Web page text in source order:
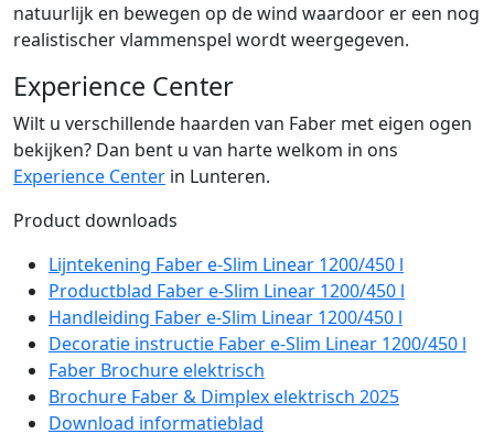
natuurlijk en bewegen op de wind waardoor er een nog
realistischer vlammenspel wordt weergegeven.
Experience Center
Wilt u verschillende haarden van Faber met eigen ogen
bekijken? Dan bent u van harte welkom in ons
Experience Center in Lunteren.
Product downloads
Lijntekening Faber e-Slim Linear 1200/450 l
Productblad Faber e-Slim Linear 1200/450 l
Handleiding Faber e-Slim Linear 1200/450 l
Decoratie instructie Faber e-Slim Linear 1200/450 l
Faber Brochure elektrisch
Brochure Faber & Dimplex elektrisch 2025
Download informatieblad